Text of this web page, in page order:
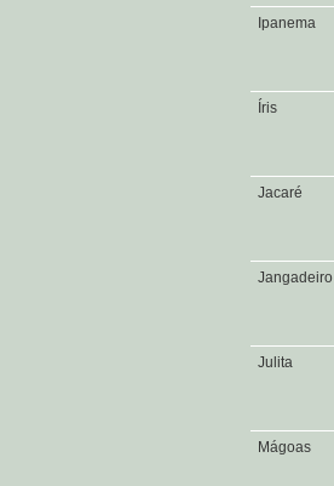
Ipanema
Íris
Jacaré
Jangadeiro
Julita
Mágoas